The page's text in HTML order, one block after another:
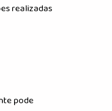
realizadas
pode